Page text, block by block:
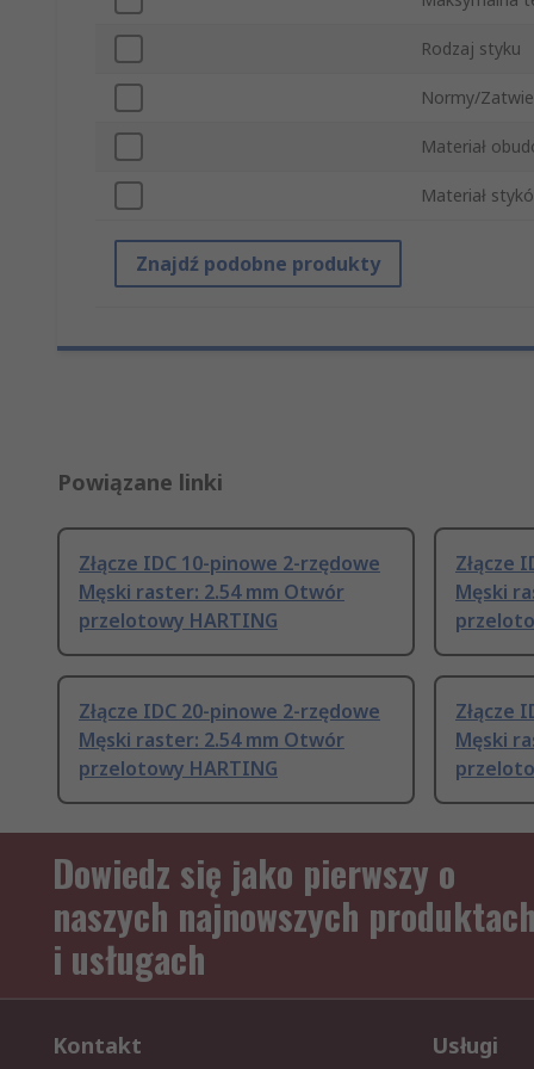
Rodzaj styku
Normy/
Materiał
Materiał
Znajdź podobne produkty
Powiązane linki
Złącze IDC 10-pinowe 2-rzędowe
Męski raster: 2.54 mm Otwór
przelotowy HARTING
Złącze
Męski
Złącze IDC 20-pinowe 2-rzędowe
Męski raster: 2.54 mm Otwór
przelotowy HARTING
Złącze
Męski
Dowiedz się jako pierwszy o
naszych najnowszych produktach
i usługach
Kontakt Usługi